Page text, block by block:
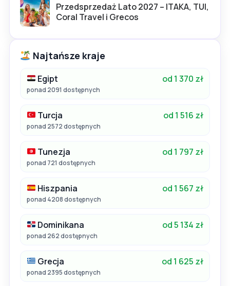
Przedsprzedaż Lato 2027 – ITAKA, TUI,
Coral Travel i Grecos
Najtańsze kraje
Egipt od 1 370 zł
ponad 2091 dostępnych
Turcja od 1 516 zł
ponad 2572 dostępnych
Tunezja od 1 797 zł
ponad 721 dostępnych
Hiszpania od 1 567 zł
ponad 4208 dostępnych
Dominikana od 5 134 zł
ponad 262 dostępnych
Grecja od 1 625 zł
ponad 2395 dostępnych